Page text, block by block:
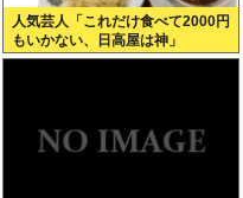
人気芸人「これだけ食べて2000円
もいかない、日高屋は神」